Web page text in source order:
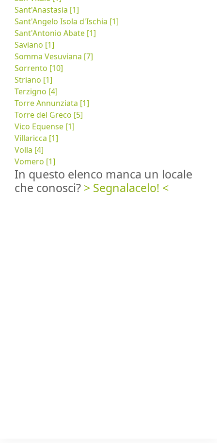
Sant'Anastasia [1]
Sant'Angelo Isola d'Ischia [1]
Sant'Antonio Abate [1]
Saviano [1]
Somma Vesuviana [7]
Sorrento [10]
Striano [1]
Terzigno [4]
Torre Annunziata [1]
Torre del Greco [5]
Vico Equense [1]
Villaricca [1]
Volla [4]
Vomero [1]
In questo elenco manca un locale
che conosci? > Segnalacelo! <